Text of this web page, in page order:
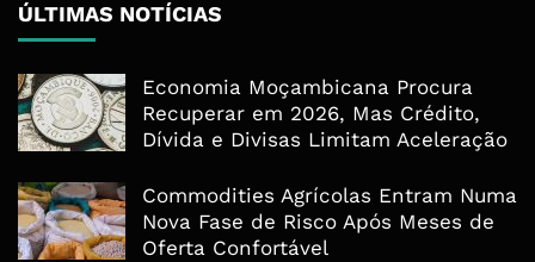
ÚLTIMAS NOTÍCIAS
Economia Moçambicana Procura
Recuperar em 2026, Mas Crédito,
Dívida e Divisas Limitam Aceleração
Commodities Agrícolas Entram Numa
Nova Fase de Risco Após Meses de
Oferta Confortável